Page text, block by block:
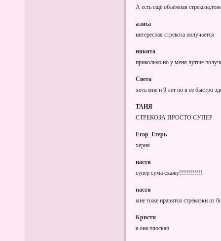
А есть ещё объёмная
алиса
интересная стрекоза получается
никита
прикольно но у меня лутше
Света
хоть мне и 9 лет но я ее быстро
ТАНЯ
СТРЕКОЗА ПРОСТО СУПЕР
Егор_Егерь
херня
настя
супер сума схажу!!!!!!!!!!!!
настя
мне тоже нравятся стрекозки из
Кристи
а она плоская